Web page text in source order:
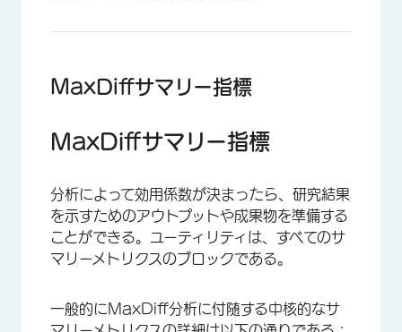
MaxDiffサマリー指標
MaxDiffサマリー指標
分析によって効用係数が決まったら、研究結果
を示すためのアウトプットや成果物を準備する
ことができる。ユーティリティは、すべてのサ
マリーメトリクスのブロックである。
一般的にMaxDiff分析に付随する中核的なサ